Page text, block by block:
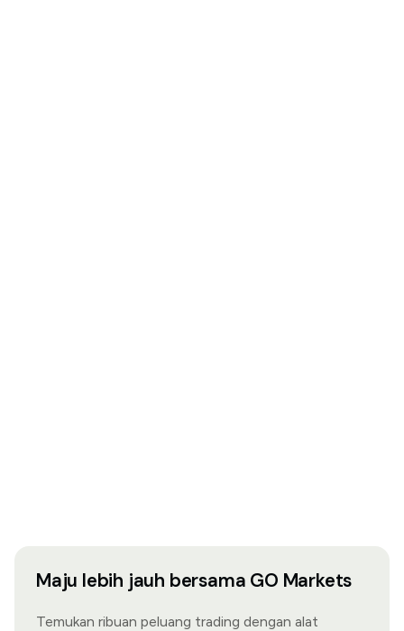
Maju lebih jauh bersama GO Markets
Temukan ribuan peluang trading dengan alat